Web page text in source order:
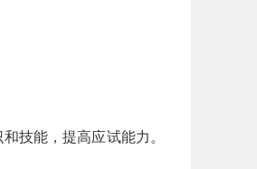
技能，提高应试能力。